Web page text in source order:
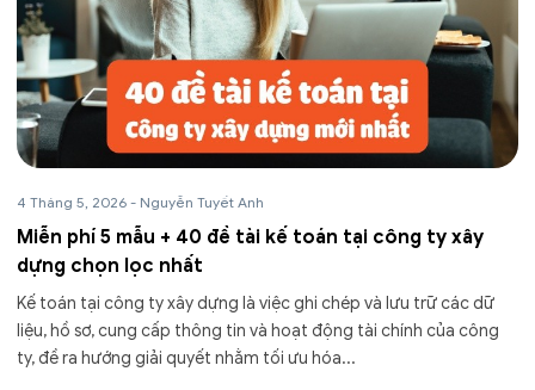
4 Tháng 5, 2026 - Nguyễn Tuyết Anh
Miễn phí 5 mẫu + 40 đề tài kế toán tại công ty xây
dựng chọn lọc nhất
Kế toán tại công ty xây dựng là việc ghi chép và lưu trữ các dữ
liệu, hồ sơ, cung cấp thông tin và hoạt động tài chính của công
ty, đề ra hướng giải quyết nhằm tối ưu hóa...